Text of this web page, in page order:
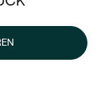
Lieferoptionen